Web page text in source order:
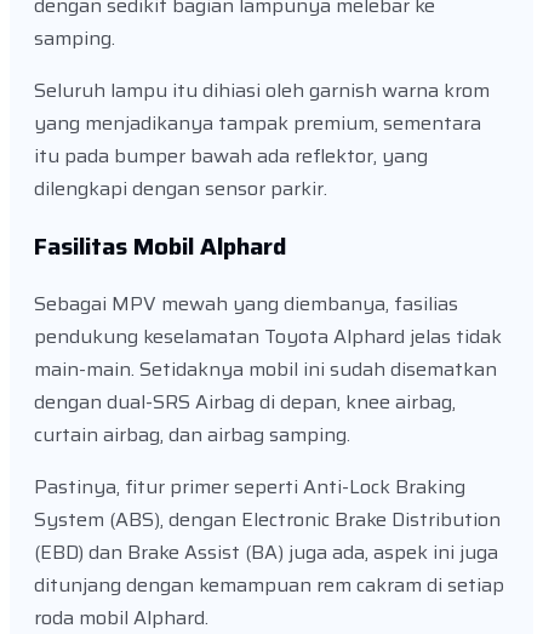
samping.
Seluruh lampu itu dihiasi oleh garnish warna krom
yang menjadikanya tampak premium, sementara
itu pada bumper bawah ada reflektor, yang
dilengkapi dengan sensor parkir.
Fasilitas Mobil Alphard
Sebagai MPV mewah yang diembanya, fasilias
pendukung keselamatan Toyota Alphard jelas tidak
main-main. Setidaknya mobil ini sudah disematkan
dengan dual-SRS Airbag di depan, knee airbag,
curtain airbag, dan airbag samping.
Pastinya, fitur primer seperti Anti-Lock Braking
System (ABS), dengan Electronic Brake Distribution
(EBD) dan Brake Assist (BA) juga ada, aspek ini juga
ditunjang dengan kemampuan rem cakram di setiap
roda mobil Alphard.